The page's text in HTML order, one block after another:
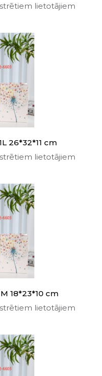
lietotājiem
26*32*11 cm
lietotājiem
18*23*10 cm
lietotājiem